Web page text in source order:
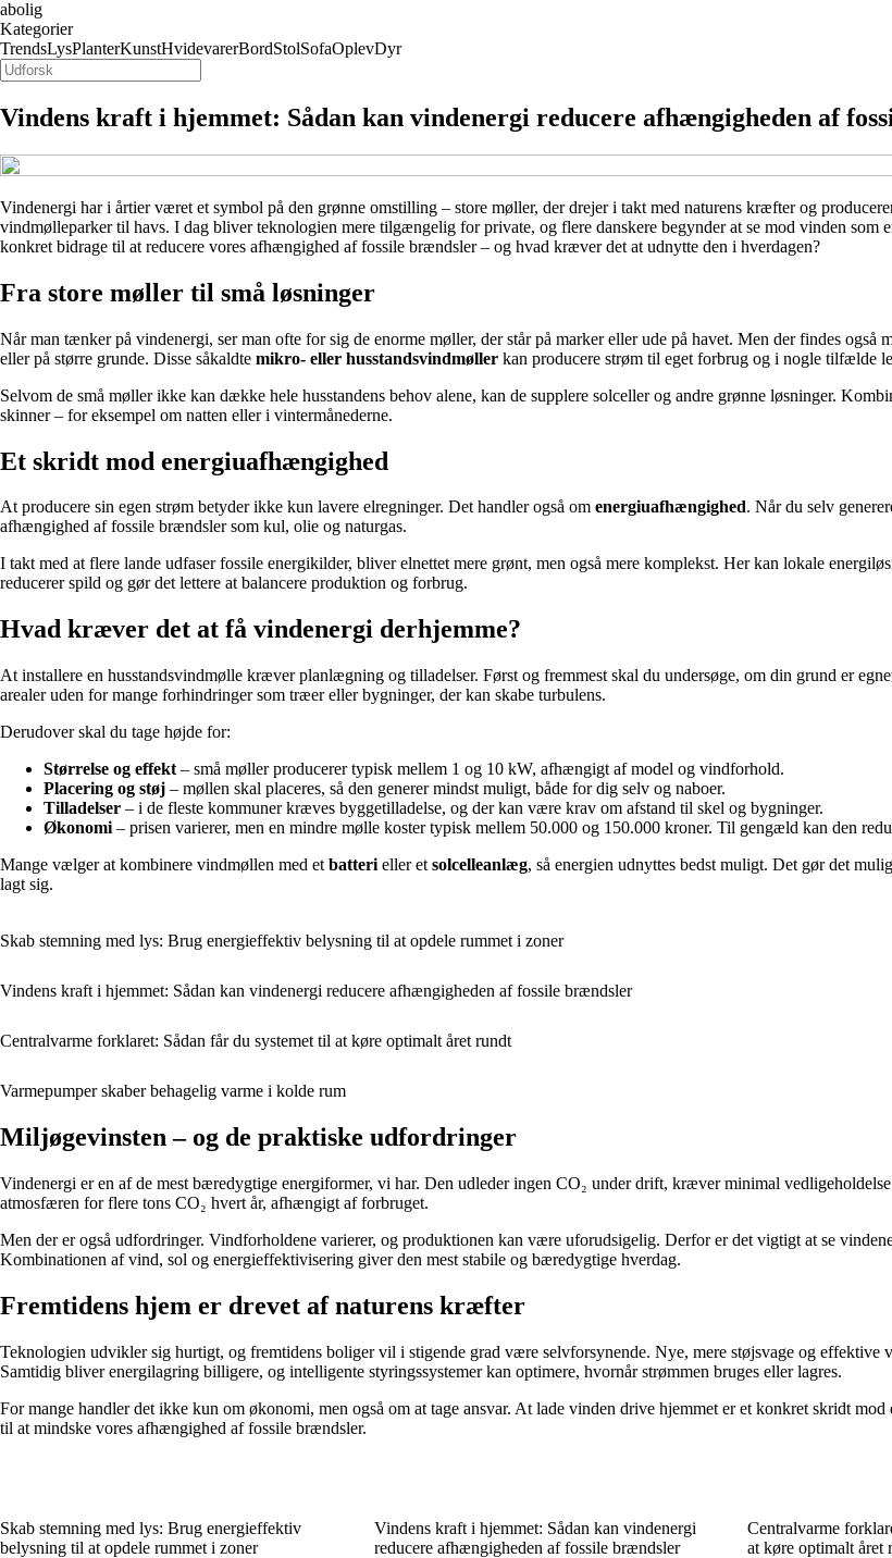
abolig
Kategorier
TrendsLysPlanterKunstHvidevarerBordStolSofaOplevDyr
Vindens kraft i hjemmet: Sådan kan vindenergi reducere afhængigheden af
Vindenergi har i årtier været et symbol på den grønne omstilling – store møller, der drejer i takt med naturens kræfter og
vindmølleparker til havs. I dag bliver teknologien mere tilgængelig for private, og flere danskere begynder at se mod vinden som
konkret bidrage til at reducere vores afhængighed af fossile brændsler – og hvad kræver det at udnytte den i hverdagen?
Fra store møller til små løsninger
Når man tænker på vindenergi, ser man ofte for sig de enorme møller, der står på marker eller ude på havet. Men der findes
eller på større grunde. Disse såkaldte mikro- eller husstandsvindmøller kan producere strøm til eget forbrug og i nogle tilfælde
Selvom de små møller ikke kan dække hele husstandens behov alene, kan de supplere solceller og andre grønne løsninger.
skinner – for eksempel om natten eller i vintermånederne.
Et skridt mod energiuafhængighed
At producere sin egen strøm betyder ikke kun lavere elregninger. Det handler også om energiuafhængighed. Når du selv
afhængighed af fossile brændsler som kul, olie og naturgas.
I takt med at flere lande udfaser fossile energikilder, bliver elnettet mere grønt, men også mere komplekst. Her kan lokale
reducerer spild og gør det lettere at balancere produktion og forbrug.
Hvad kræver det at få vindenergi derhjemme?
At installere en husstandsvindmølle kræver planlægning og tilladelser. Først og fremmest skal du undersøge, om din grund er
arealer uden for mange forhindringer som træer eller bygninger, der kan skabe turbulens.
Derudover skal du tage højde for:
Størrelse og effekt – små møller producerer typisk mellem 1 og 10 kW, afhængigt af model og vindforhold.
Placering og støj – møllen skal placeres, så den generer mindst muligt, både for dig selv og naboer.
Tilladelser – i de fleste kommuner kræves byggetilladelse, og der kan være krav om afstand til skel og bygninger.
Økonomi – prisen varierer, men en mindre mølle koster typisk mellem 50.000 og 150.000 kroner. Til gengæld kan den
Mange vælger at kombinere vindmøllen med et batteri eller et solcelleanlæg, så energien udnyttes bedst muligt. Det gør det
lagt sig.
Skab stemning med lys: Brug energieffektiv belysning til at opdele rummet i zoner
Vindens kraft i hjemmet: Sådan kan vindenergi reducere afhængigheden af fossile brændsler
Centralvarme forklaret: Sådan får du systemet til at køre optimalt året rundt
Varmepumper skaber behagelig varme i kolde rum
Miljøgevinsten – og de praktiske udfordringer
Vindenergi er en af de mest bæredygtige energiformer, vi har. Den udleder ingen CO₂ under drift, kræver minimal
atmosfæren for flere tons CO₂ hvert år, afhængigt af forbruget.
Men der er også udfordringer. Vindforholdene varierer, og produktionen kan være uforudsigelig. Derfor er det vigtigt at se
Kombinationen af vind, sol og energieffektivisering giver den mest stabile og bæredygtige hverdag.
Fremtidens hjem er drevet af naturens kræfter
Teknologien udvikler sig hurtigt, og fremtidens boliger vil i stigende grad være selvforsynende. Nye, mere støjsvage og effektive
Samtidig bliver energilagring billigere, og intelligente styringssystemer kan optimere, hvornår strømmen bruges eller lagres.
For mange handler det ikke kun om økonomi, men også om at tage ansvar. At lade vinden drive hjemmet er et konkret skridt
til at mindske vores afhængighed af fossile brændsler.
Skab stemning med lys: Brug energieffektiv
belysning til at opdele rummet i zoner
Vindens kraft i hjemmet: Sådan kan vindenergi
reducere afhængigheden af fossile brændsler
Centralvarme
at køre optimalt året